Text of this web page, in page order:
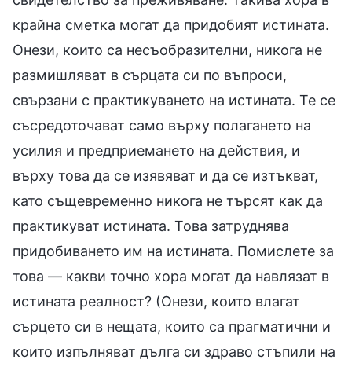
крайна сметка могат да придобият истината.
Онези, които са несъобразителни, никога не
размишляват в сърцата си по въпроси,
свързани с практикуването на истината. Те се
съсредоточават само върху полагането на
усилия и предприемането на действия, и
върху това да се изявяват и да се изтъкват,
като същевременно никога не търсят как да
практикуват истината. Това затруднява
придобиването им на истината. Помислете за
това — какви точно хора могат да навлязат в
истината реалност? (Онези, които влагат
сърцето си в нещата, които са прагматични и
които изпълняват дълга си здраво стъпили на